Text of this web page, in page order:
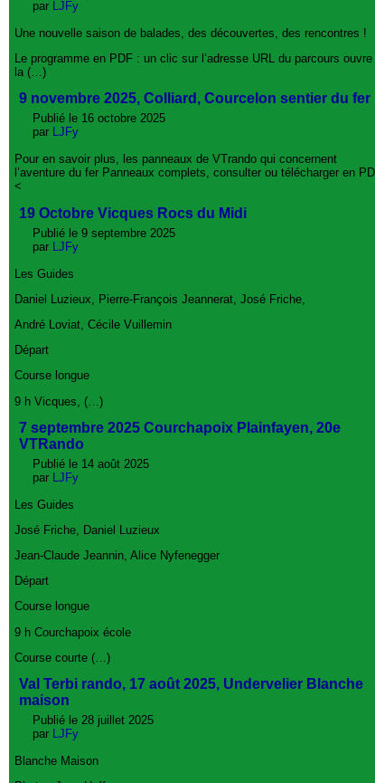
par LJFy
Une nouvelle saison de balades, des découvertes, des rencontres !
Le programme en PDF : un clic sur l’adresse URL du parcours ouvre
la (…)
9 novembre 2025, Colliard, Courcelon sentier du fer
Publié le 16 octobre 2025
par LJFy
Pour en savoir plus, les panneaux de VTrando qui concernent
l’aventure du fer Panneaux complets, consulter ou télécharger en
<
19 Octobre Vicques Rocs du Midi
Publié le 9 septembre 2025
par LJFy
Les Guides
Daniel Luzieux, Pierre-François Jeannerat, José Friche,
André Loviat, Cécile Vuillemin
Départ
Course longue
9 h Vicques, (…)
7 septembre 2025 Courchapoix Plainfayen, 20e
VTRando
Publié le 14 août 2025
par LJFy
Les Guides
José Friche, Daniel Luzieux
Jean-Claude Jeannin, Alice Nyfenegger
Départ
Course longue
9 h Courchapoix école
Course courte (…)
Val Terbi rando, 17 août 2025, Undervelier Blanche
maison
Publié le 28 juillet 2025
par LJFy
Blanche Maison